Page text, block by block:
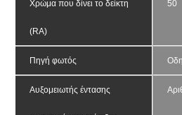
Χρώμα που δίνει το δείκτη
(RA)
50
Πηγή φωτός
Αυξομειωτής έντασης